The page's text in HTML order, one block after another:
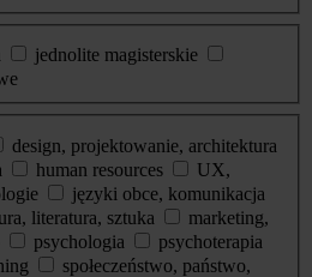
jednolite magisterskie
design, projektowanie, architektura
human resources
UX,
języki obce, komunikacja
literatura, sztuka
marketing,
psychologia
psychoterapia
społeczeństwo, państwo,